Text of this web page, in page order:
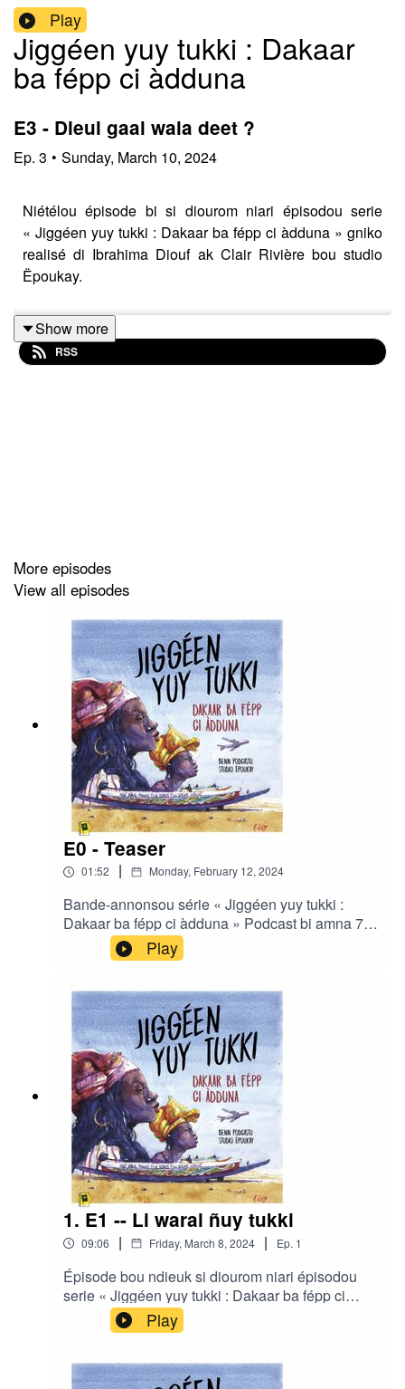
Play
Jiggéen yuy tukki : Dakaar
ba fépp ci àdduna
E3 - Dieul gaal wala deet ?
Ep. 3 • Sunday, March 10, 2024
Niétélou épisode bi si diourom niari épisodou serie
« Jiggéen yuy tukki : Dakaar ba fépp ci àdduna » gniko
realisé di Ibrahima Diouf ak Clair Rivière bou studio
Ëpoukay.
Show more
RSS
More episodes
View all episodes
E0 - Teaser
01:52 | Monday, February 12, 2024
Bande-annonsou série « Jiggéen yuy tukki :
Dakaar ba fépp ci àdduna » Podcast bi amna 7
épisodes gni ko réalisé di Ibrahima Diouf ak Clair
Rivière bou studio Ëpoukay.
Play
1. E1 -- Li waral ñuy tukki
09:06 | Friday, March 8, 2024 | Ep. 1
Épisode bou ndieuk si diourom niari épisodou
serie « Jiggéen yuy tukki : Dakaar ba fépp ci
àdduna » gniko realisé di Ibrahima Diouf ak Clair
Rivière bou studio Ëpoukay.
Play